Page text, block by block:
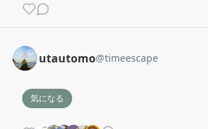
utautomo@timeescape
気になる